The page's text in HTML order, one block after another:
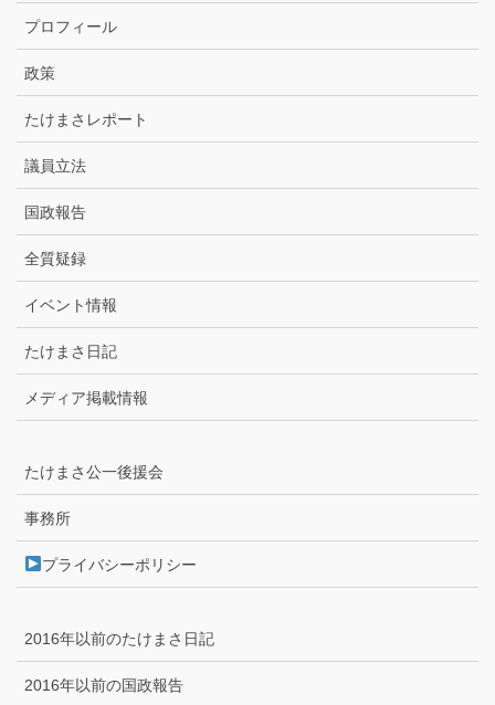
ブ
プロフィール
政策
たけまさレポート
議員立法
国政報告
全質疑録
イベント情報
たけまさ日記
メディア掲載情報
たけまさ公一後援会
事務所
プライバシーポリシー
2016年以前のたけまさ日記
2016年以前の国政報告